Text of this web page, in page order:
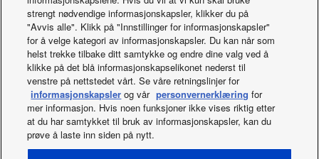
Godt å vite
Facebook Instagram
strengt nødvendige informasjonskapsler, klikker du på
"Avvis alle". Klikk på "Innstillinger for informasjonskapsler"
for å velge kategori av informasjonskapsler. Du kan når som
helst trekke tilbake ditt samtykke og endre dine valg ved å
klikke på det blå informasjonskapselikonet nederst til
venstre på nettstedet vårt. Se våre retningslinjer for
informasjonskapsler og vår personvernerklæring for
mer informasjon. Hvis noen funksjoner ikke vises riktig etter
at du har samtykket til bruk av informasjonskapsler, kan du
prøve å laste inn siden på nytt.